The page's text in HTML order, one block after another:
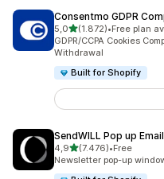
Consentmo GDPR
5,0de 5 estrelas
(1.872)
1872 total de avaliações
•Free plan
GDPR/CCPA Cookies
Withdrawal
Built for Shopify
SendWILL Pop up
4,9de 5 estrelas
(7.476)
7476 total de avaliações
•Free
Newsletter pop-up